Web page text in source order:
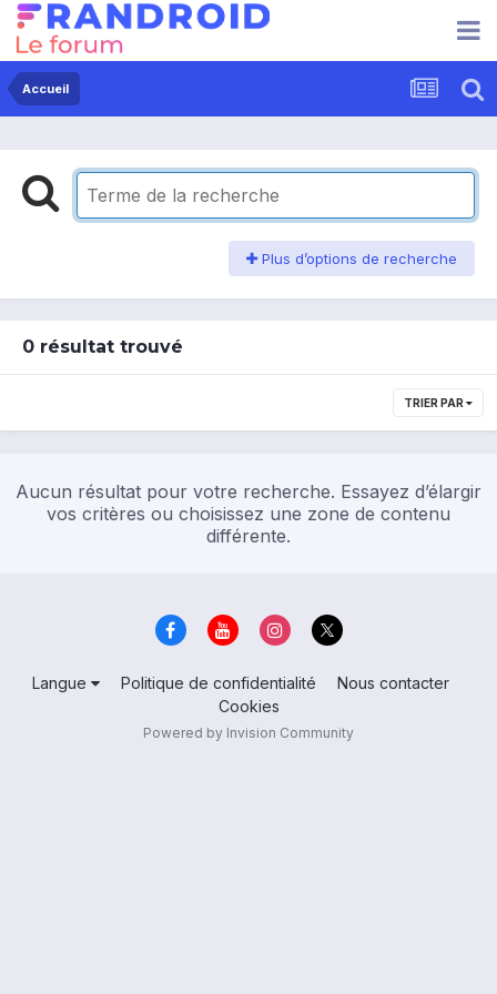
Accueil
Plus d’options de recherche
0 résultat trouvé
TRIER PAR
Aucun résultat pour votre recherche. Essayez d’élargir
vos critères ou choisissez une zone de contenu
différente.
Langue Politique de confidentialité
Nous contacter
Cookies
Powered by Invision Community